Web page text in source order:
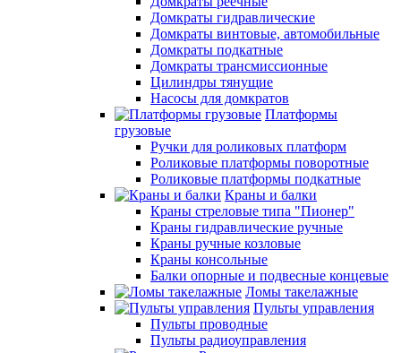
Домкраты гидравлические
Домкраты винтовые, автомобильные
Домкраты подкатные
Домкраты трансмиссионные
Цилиндры тянущие
Насосы для домкратов
Платформы
грузовые
Ручки для роликовых платформ
Роликовые платформы поворотные
Роликовые платформы подкатные
Краны и балки
Краны стреловые типа "Пионер"
Краны гидравлические ручные
Краны ручные козловые
Краны консольные
Балки опорные и подвесные концевые
Ломы такелажные
Пульты управления
Пульты проводные
Пульты радиоуправления